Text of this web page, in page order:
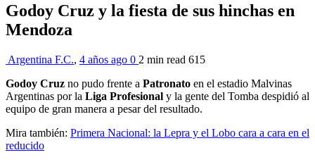
Godoy Cruz y la fiesta de sus hinchas en
Mendoza
Argentina F.C., 4 años ago 0 2 min read 615
Godoy Cruz no pudo frente a Patronato en el estadio Malvinas
Argentinas por la Liga Profesional y la gente del Tomba despidió al
equipo de gran manera a pesar del resultado.
Mira también: Primera Nacional: la Lepra y el Lobo cara a cara en el
reducido